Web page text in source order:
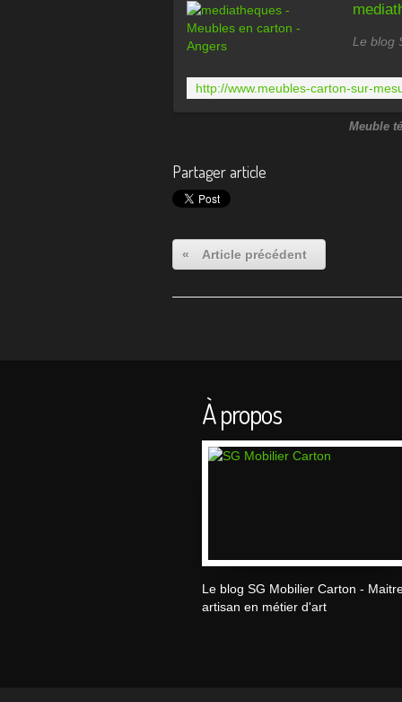
Le blog
Meuble
Partager article
« Article précédent
À propos
Le blog SG Mobilier Carton -
artisan en métier d'art